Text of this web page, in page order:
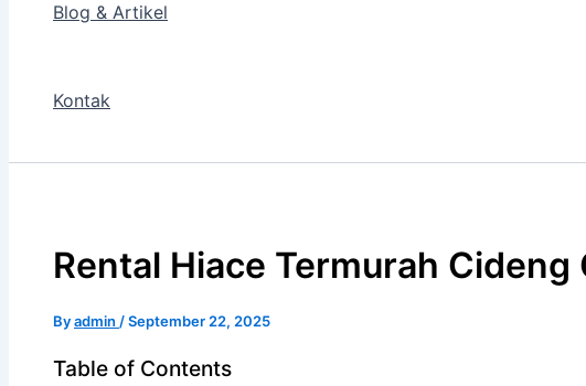
Blog & Artikel
Kontak
Rental Hiace Termurah
Byadmin /September 22, 2025
Table of Contents